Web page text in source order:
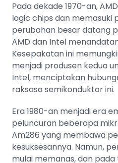
Pada dekade 1970-an,
logic chips dan memasuki
perubahan besar datang
AMD dan Intel
Kesepakatan ini
menjadi produsen kedua
Intel, menciptakan
raksasa semikonduktor ini.
Era 1980-an menjadi era
peluncuran beberapa
Am286 yang membawa
kesuksesannya. Namun,
mulai memanas, dan pada